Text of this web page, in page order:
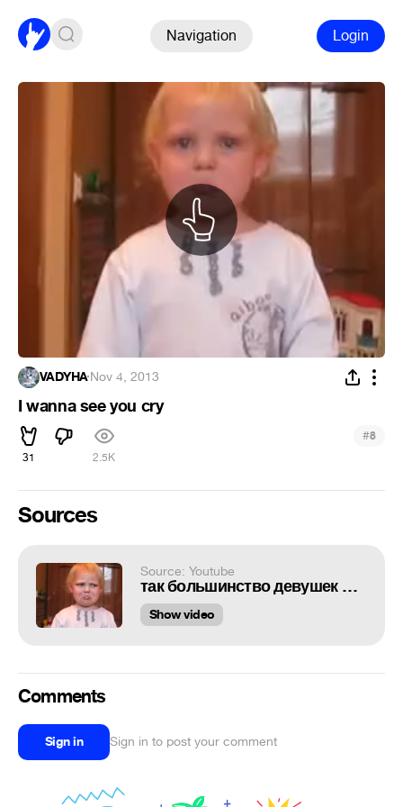
Navigation Login
VADYHA·Nov 4, 2013
I wanna see you cry
31 2.5K
#8
Sources
Source: Youtube
так большинство девушек переживают расставание с парнем D
Show video
Comments
Sign in Sign in to post your comment